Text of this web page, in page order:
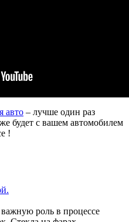
авто – лучше один раз
будет с вашем автомобилем
!
роль в процессе